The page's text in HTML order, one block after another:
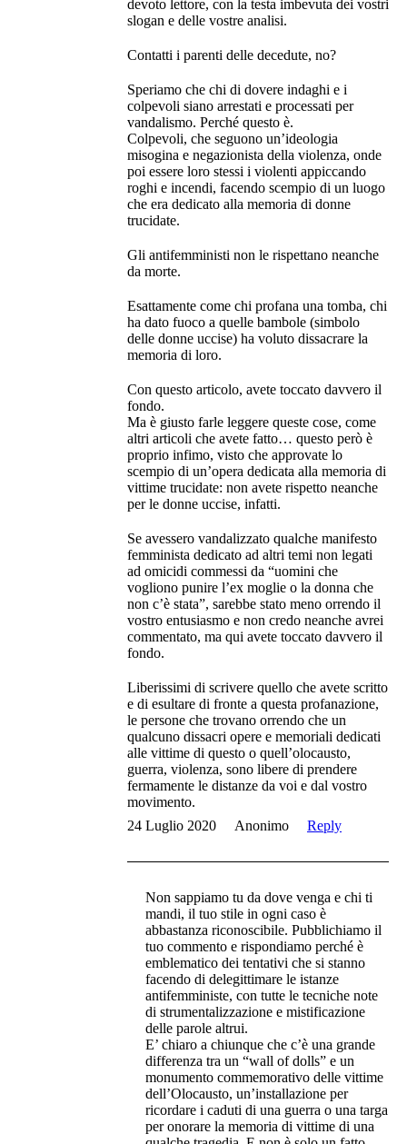
devoto lettore, con la testa imbevuta dei vostri
slogan e delle vostre analisi.
Contatti i parenti delle decedute, no?
Speriamo che chi di dovere indaghi e i
colpevoli siano arrestati e processati per
vandalismo. Perché questo è.
Colpevoli, che seguono un’ideologia
misogina e negazionista della violenza, onde
poi essere loro stessi i violenti appiccando
roghi e incendi, facendo scempio di un luogo
che era dedicato alla memoria di donne
trucidate.
Gli antifemministi non le rispettano neanche
da morte.
Esattamente come chi profana una tomba, chi
ha dato fuoco a quelle bambole (simbolo
delle donne uccise) ha voluto dissacrare la
memoria di loro.
Con questo articolo, avete toccato davvero il
fondo.
Ma è giusto farle leggere queste cose, come
altri articoli che avete fatto… questo però è
proprio infimo, visto che approvate lo
scempio di un’opera dedicata alla memoria di
vittime trucidate: non avete rispetto neanche
per le donne uccise, infatti.
Se avessero vandalizzato qualche manifesto
femminista dedicato ad altri temi non legati
ad omicidi commessi da “uomini che
vogliono punire l’ex moglie o la donna che
non c’è stata”, sarebbe stato meno orrendo il
vostro entusiasmo e non credo neanche avrei
commentato, ma qui avete toccato davvero il
fondo.
Liberissimi di scrivere quello che avete scritto
e di esultare di fronte a questa profanazione,
le persone che trovano orrendo che un
qualcuno dissacri opere e memoriali dedicati
alle vittime di questo o quell’olocausto,
guerra, violenza, sono libere di prendere
fermamente le distanze da voi e dal vostro
movimento.
24 Luglio 2020
Anonimo Reply
Non sappiamo tu da dove venga e chi ti
mandi, il tuo stile in ogni caso è
abbastanza riconoscibile. Pubblichiamo il
tuo commento e rispondiamo perché è
emblematico dei tentativi che si stanno
facendo di delegittimare le istanze
antifemministe, con tutte le tecniche note
di strumentalizzazione e mistificazione
delle parole altrui.
E’ chiaro a chiunque che c’è una grande
differenza tra un “wall of dolls” e un
monumento commemorativo delle vittime
dell’Olocausto, un’installazione per
ricordare i caduti di una guerra o una targa
per onorare la memoria di vittime di una